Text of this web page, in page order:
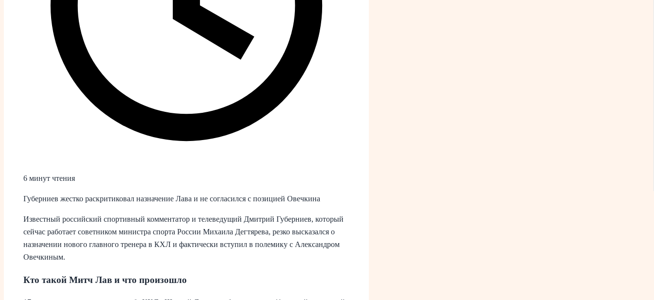
6 минут чтения
Губерниев жестко раскритиковал назначение Лава и не согласился с позицией Овечкина
Известный российский спортивный комментатор и телеведущий Дмитрий Губерниев, который
сейчас работает советником министра спорта России Михаила Дегтярева, резко высказался о
назначении нового главного тренера в КХЛ и фактически вступил в полемику с Александром
Овечкиным.
Кто такой Митч Лав и что произошло